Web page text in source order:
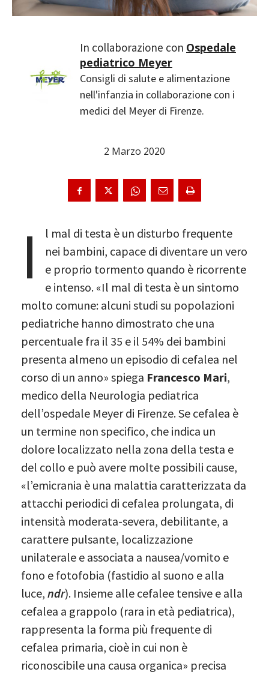
Ospedale
pediatrico Meyer
Consigli di salute e alimentazione
nell'infanzia in collaborazione con i
medici del Meyer di Firenze.
2 Marzo 2020
I
l mal di testa è un disturbo frequente
nei bambini, capace di diventare un vero
e proprio tormento quando è ricorrente
e intenso. «Il mal di testa è un sintomo
molto comune: alcuni studi su popolazioni
pediatriche hanno dimostrato che una
percentuale fra il 35 e il 54% dei bambini
presenta almeno un episodio di cefalea nel
corso di un anno» spiega Francesco Mari,
medico della Neurologia pediatrica
dell’ospedale Meyer di Firenze. Se cefalea è
un termine non specifico, che indica un
dolore localizzato nella zona della testa e
del collo e può avere molte possibili cause,
«l’emicrania è una malattia caratterizzata da
attacchi periodici di cefalea prolungata, di
intensità moderata-severa, debilitante, a
carattere pulsante, localizzazione
unilaterale e associata a nausea/vomito e
fono e fotofobia (fastidio al suono e alla
luce, ndr). Insieme alle cefalee tensive e alla
cefalea a grappolo (rara in età pediatrica),
rappresenta la forma più frequente di
cefalea primaria, cioè in cui non è
riconoscibile una causa organica» precisa